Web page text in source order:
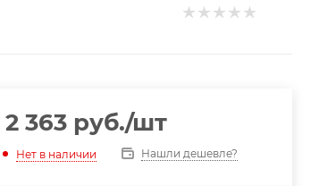
2 363руб./шт
Нет в наличии Нашли дешевле?